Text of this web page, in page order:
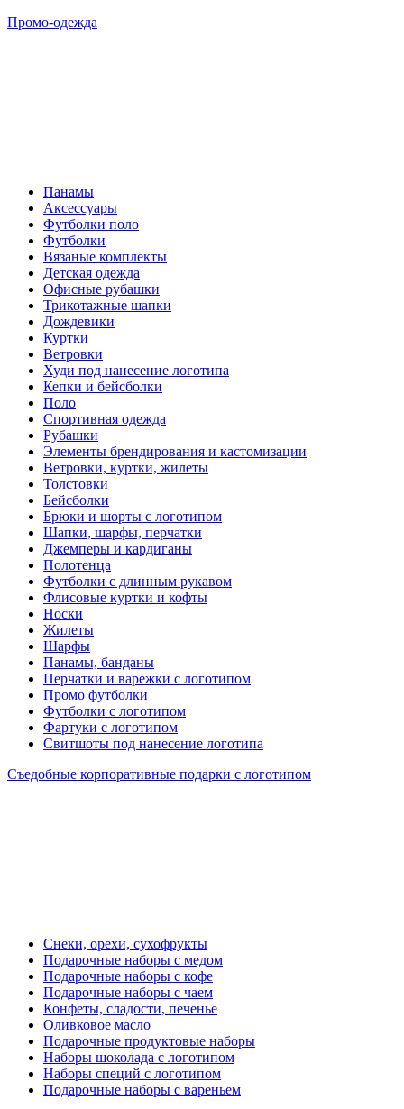
Промо-одежда
Панамы
Аксессуары
Футболки поло
Футболки
Вязаные комплекты
Детская одежда
Офисные рубашки
Трикотажные шапки
Дождевики
Куртки
Ветровки
Худи под нанесение логотипа
Кепки и бейсболки
Поло
Спортивная одежда
Рубашки
Элементы брендирования и кастомизации
Ветровки, куртки, жилеты
Толстовки
Бейсболки
Брюки и шорты с логотипом
Шапки, шарфы, перчатки
Джемперы и кардиганы
Полотенца
Футболки с длинным рукавом
Флисовые куртки и кофты
Носки
Жилеты
Шарфы
Панамы, банданы
Перчатки и варежки с логотипом
Промо футболки
Футболки с логотипом
Фартуки с логотипом
Свитшоты под нанесение логотипа
Съедобные корпоративные подарки с логотипом
Снеки, орехи, сухофрукты
Подарочные наборы с медом
Подарочные наборы с кофе
Подарочные наборы с чаем
Конфеты, сладости, печенье
Оливковое масло
Подарочные продуктовые наборы
Наборы шоколада с логотипом
Наборы специй с логотипом
Подарочные наборы с вареньем